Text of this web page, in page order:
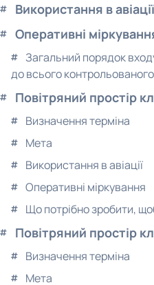
Використання в авіації
Оперативні
Загальний порядок
до всього
Повітряний простір
Визначення терміна
Мета
Використання в авіації
Оперативні міркування
Що потрібно зробити,
Повітряний простір
Визначення терміна
Мета